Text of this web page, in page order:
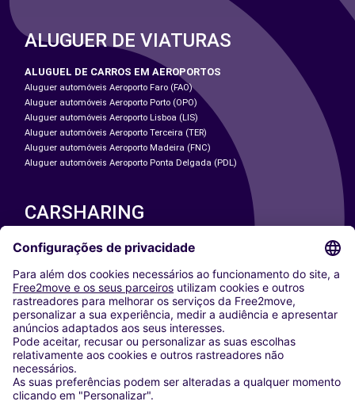
ALUGUER DE VIATURAS
ALUGUEL DE CARROS EM AEROPORTOS
Aluguer automóveis Aeroporto Faro (FAO)
Aluguer automóveis Aeroporto Porto (OPO)
Aluguer automóveis Aeroporto Lisboa (LIS)
Aluguer automóveis Aeroporto Terceira (TER)
Aluguer automóveis Aeroporto Madeira (FNC)
Aluguer automóveis Aeroporto Ponta Delgada (PDL)
CARSHARING
NOSSAS CIDADES
Washington DC
Milan
Rome
Turin
Vienna
Berlin
Cologne
Dusseldorf
Frankfurt